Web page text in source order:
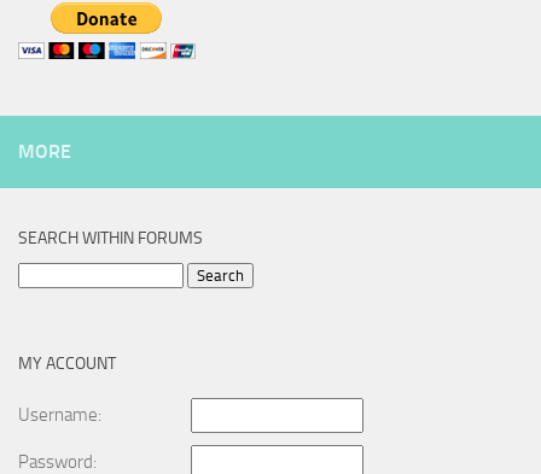
MORE
SEARCH WITHIN FORUMS
MY ACCOUNT
Username:
Password: